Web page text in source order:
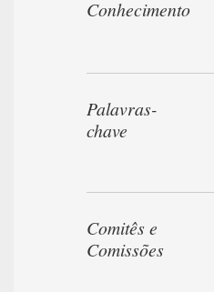
Conhecimento
Palavras-
chave
Comitês e
Comissões